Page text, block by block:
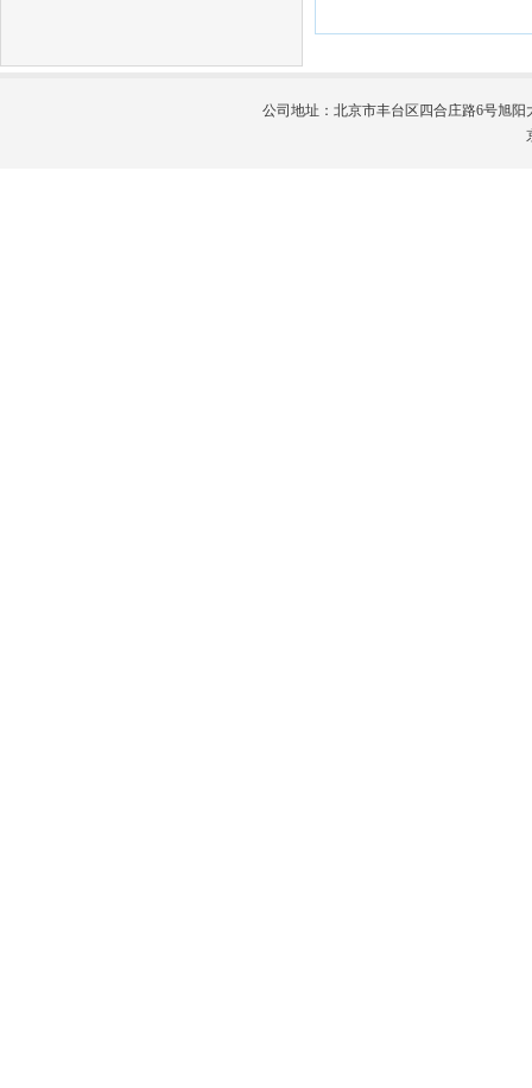
公司地址：北京市丰台区四合庄路6号旭